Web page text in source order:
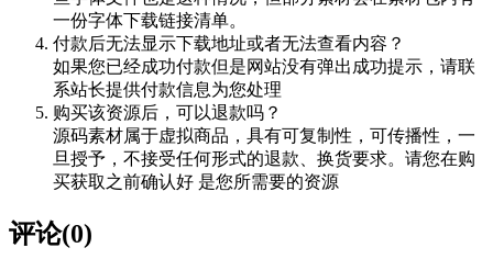
一份字体下载链接清单。
付款后无法显示下载地址或者无法查看内容？
如果您已经成功付款但是网站没有弹出成功提示，请联
系站长提供付款信息为您处理
购买该资源后，可以退款吗？
源码素材属于虚拟商品，具有可复制性，可传播性，一
旦授予，不接受任何形式的退款、换货要求。请您在购
买获取之前确认好 是您所需要的资源
评论(0)